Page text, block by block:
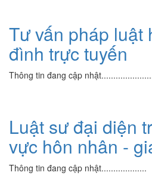
Tư vấn pháp luật
đình trực tuyến
Thông tin đang cập
Luật sư đại diện
vực hôn nhân -
Thông tin đang cập nhật...................